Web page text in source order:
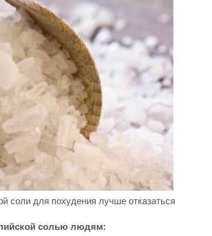
соли для похудения лучше отказаться
солью людям: